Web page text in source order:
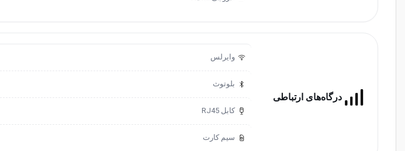
درگاه‌های ارتباطی
وایرلس
بلوتوث
کابل RJ45
سیم کارت